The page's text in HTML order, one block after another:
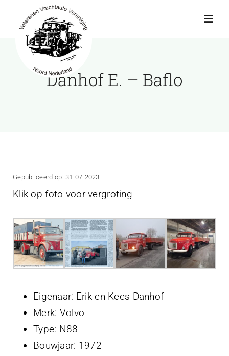
inhoud
Actueel
Interviews
Projecten
Contact
Danhof E. – Baflo
Gepubliceerd op: 31-07-2023
Klik op foto voor vergroting
Eigenaar: Erik en Kees Danhof
Merk: Volvo
Type: N88
Bouwjaar: 1972